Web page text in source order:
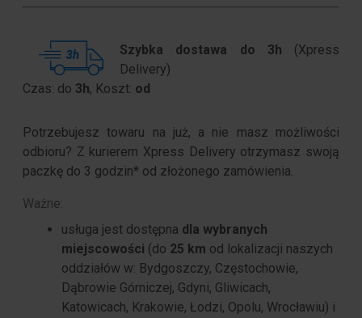
Szybka dostawa do 3h (Xpress
Delivery)
Czas: do 3h, Koszt: od
Potrzebujesz towaru na już, a nie masz możliwości
odbioru? Z kurierem Xpress Delivery otrzymasz swoją
paczkę do 3 godzin* od złożonego zamówienia.
Ważne:
usługa jest dostępna dla wybranych
miejscowości (do 25 km od lokalizacji naszych
oddziałów w: Bydgoszczy, Częstochowie,
Dąbrowie Górniczej, Gdyni, Gliwicach,
Katowicach, Krakowie, Łodzi, Opolu, Wrocławiu) i